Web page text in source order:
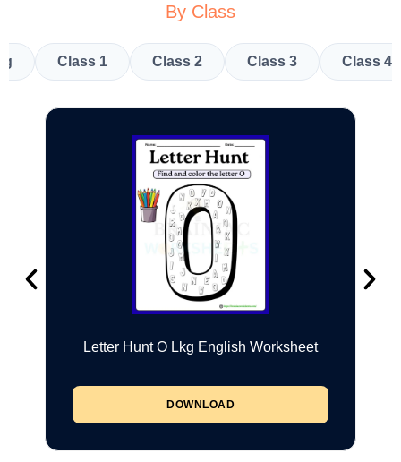
By Class
Class 1 Class 2 Class 3 Class 4
Letter Hunt O Lkg English Worksheet
DOWNLOAD